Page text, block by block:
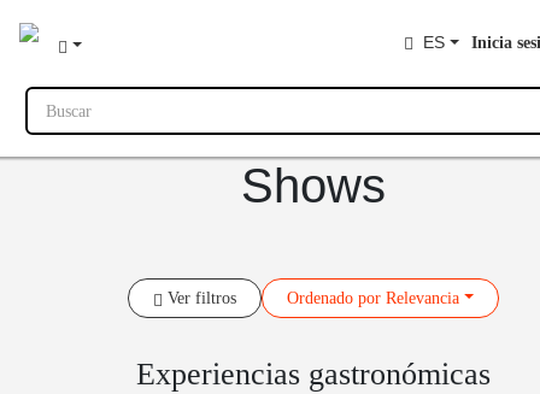
ES Inicia
Buscar
Shows
Ver filtros Ordenadopor Relevancia
Experiencias gastronómicas